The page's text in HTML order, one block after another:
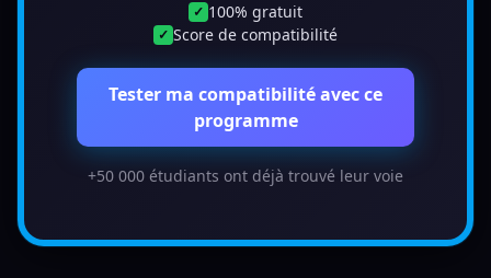
✓ 100% gratuit
✓ Score de compatibilité
Tester ma compatibilité avec ce
programme
+50 000 étudiants ont déjà trouvé leur voie